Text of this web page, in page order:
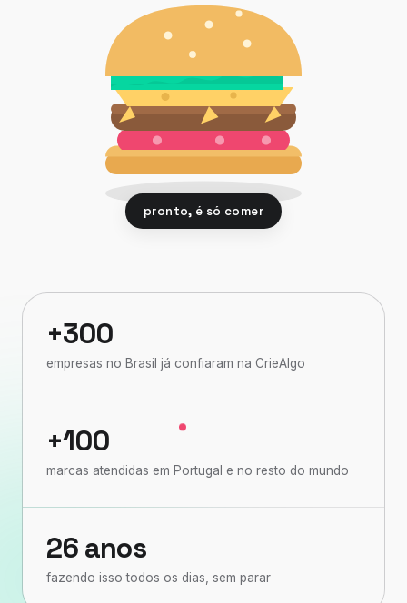
pronto, é só comer
+300
empresas no Brasil já confiaram na CrieAlgo
+100
marcas atendidas em Portugal e no resto do mundo
26 anos
fazendo isso todos os dias, sem parar